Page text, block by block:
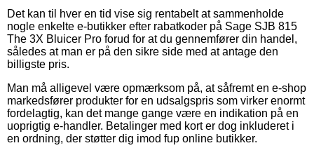
Det kan til hver en tid vise sig rentabelt at sammenholde
nogle enkelte e-butikker efter rabatkoder på Sage SJB 815
The 3X Bluicer Pro forud for at du gennemfører din handel,
således at man er på den sikre side med at antage den
billigste pris.
Man må alligevel være opmærksom på, at såfremt en e-shop
markedsfører produkter for en udsalgspris som virker enormt
fordelagtig, kan det mange gange være en indikation på en
uoprigtig e-handler. Betalinger med kort er dog inkluderet i
en ordning, der støtter dig imod fup online butikker.